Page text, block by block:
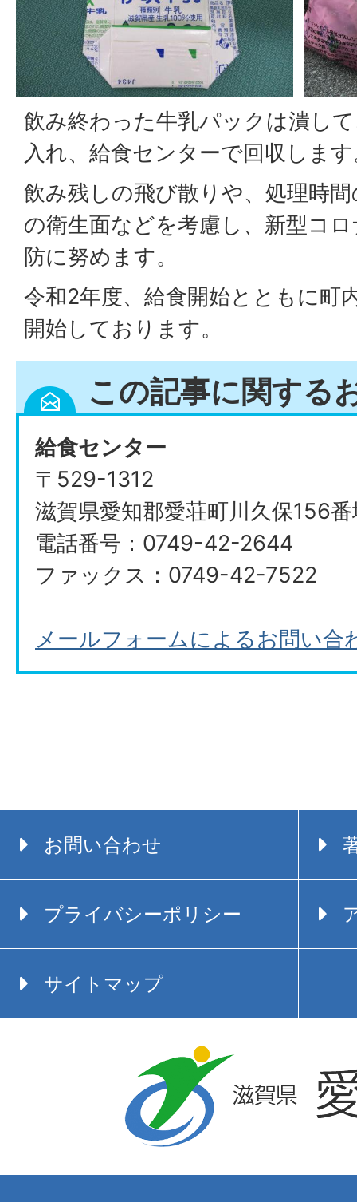
飲み終わった牛乳パックは潰し
入れ、給食センターで回収しま
飲み残しの飛び散りや、処理時
の衛生面などを考慮し、新型コ
防に努めます。
令和2年度、給食開始とともに町
開始しております。
この記事に関する
給食センター
〒529-1312
滋賀県愛知郡愛荘町川久保156番
電話番号：0749-42-2644
ファックス：0749-42-7522
メールフォームによるお問い合
お問い合わせ
プライバシーポリシー
サイトマップ